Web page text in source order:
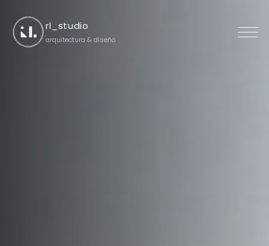
rl_studio
arquitectura & diseño